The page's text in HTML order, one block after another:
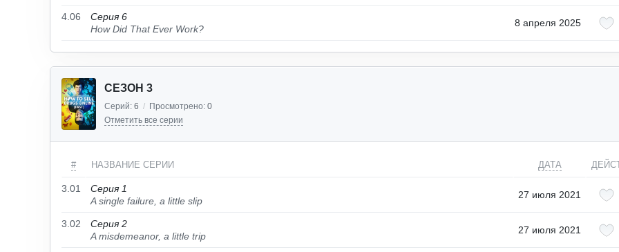
4.06
Серия 6
How Did That Ever Work?
8 апреля 2025
СЕЗОН 3
Серий: 6 / Просмотрено: 0
Отметить все серии
# НАЗВАНИЕ СЕРИИ ДАТА
3.01
Серия 1
A single failure, a little slip
27 июля 2021
3.02
Серия 2
A misdemeanor, a little trip
27 июля 2021